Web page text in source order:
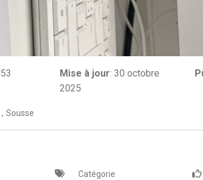
Mise à jour:30 octobre
2025
, Sousse
Catégorie